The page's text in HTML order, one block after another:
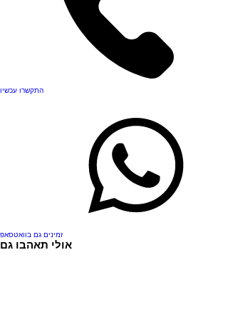
התקשרו עכשיו
זמינים גם בוואטסאפ
אולי תאהבו גם